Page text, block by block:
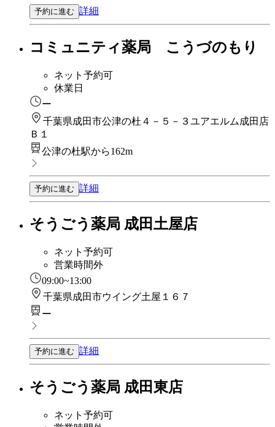
予約に進む 詳細
コミュニティ薬局 こうづのもり
ネット予約可
休業日
ー
千葉県成田市公津の杜４－５－３ユアエルム成田店
Ｂ１
公津の杜駅から162m
予約に進む 詳細
そうごう薬局 成田土屋店
ネット予約可
営業時間外
09:00~13:00
千葉県成田市ウイング土屋１６７
ー
予約に進む 詳細
そうごう薬局 成田東店
ネット予約可